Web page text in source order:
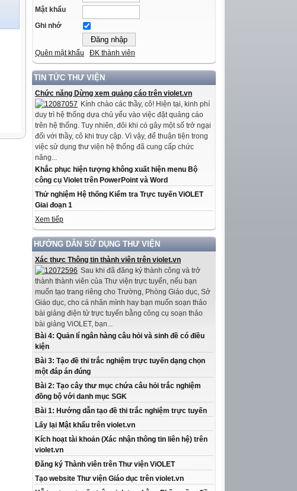
Mật khẩu
Ghi nhớ
Quên mật khẩu ĐK thành viên
TIN TỨC THƯ VIỆN
Chức năng Dừng xem quảng cáo trên violet.vn
Kính chào các thầy, cô! Hiện tại, kinh phí
duy trì hệ thống dựa chủ yếu vào việc đặt quảng cáo
trên hệ thống. Tuy nhiên, đôi khi có gây một số trở ngại
đối với thầy, cô khi truy cập. Vì vậy, để thuận tiện trong
việc sử dụng thư viện hệ thống đã cung cấp chức
năng...
Khắc phục hiện tượng không xuất hiện menu Bộ
công cụ Violet trên PowerPoint và Word
Thử nghiệm Hệ thống Kiểm tra Trực tuyến ViOLET
Giai đoạn 1
Xem tiếp
HƯỚNG DẪN SỬ DỤNG THƯ VIỆN
Xác thực Thông tin thành viên trên violet.vn
Sau khi đã đăng ký thành công và trở
thành thành viên của Thư viện trực tuyến, nếu bạn
muốn tạo trang riêng cho Trường, Phòng Giáo dục, Sở
Giáo dục, cho cá nhân mình hay bạn muốn soạn thảo
bài giảng điện tử trực tuyến bằng công cụ soạn thảo
bài giảng ViOLET, bạn...
Bài 4: Quản lí ngân hàng câu hỏi và sinh đề có điều
kiện
Bài 3: Tạo đề thi trắc nghiệm trực tuyến dạng chọn
một đáp án đúng
Bài 2: Tạo cây thư mục chứa câu hỏi trắc nghiệm
đồng bộ với danh mục SGK
Bài 1: Hướng dẫn tạo đề thi trắc nghiệm trực tuyến
Lấy lại Mật khẩu trên violet.vn
Kích hoạt tài khoản (Xác nhận thông tin liên hệ) trên
violet.vn
Đăng ký Thành viên trên Thư viện ViOLET
Tạo website Thư viện Giáo dục trên violet.vn